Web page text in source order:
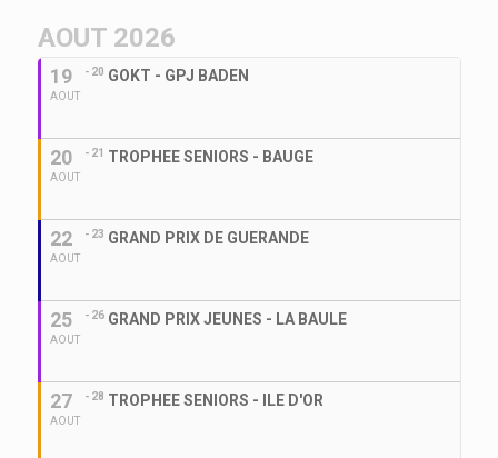
AOUT 2026
19
AOUT
- 20 GOKT - GPJ BADEN
20
AOUT
- 21 TROPHEE SENIORS - BAUGE
22
AOUT
- 23 GRAND PRIX DE GUERANDE
25
AOUT
- 26 GRAND PRIX JEUNES - LA BAULE
27
AOUT
- 28 TROPHEE SENIORS - ILE D'OR